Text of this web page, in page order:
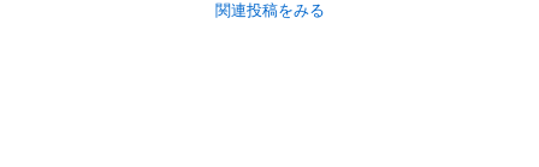
関連投稿をみる